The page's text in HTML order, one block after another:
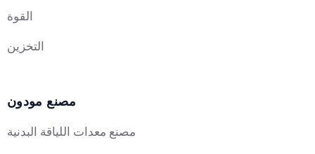
القوة
التخزين
مصنع مودون
مصنع معدات اللياقة البدنية